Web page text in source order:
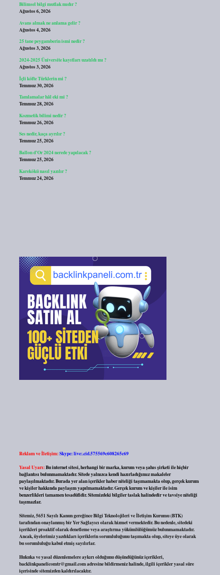
Bilimsel bilgi mutlak mıdır ?
Ağustos 6, 2026
Avans almak ne anlama gelir ?
Ağustos 4, 2026
25 tane peygamberin ismi nedir ?
Ağustos 3, 2026
2024-2025 Üniversite kayıtları uzatıldı mı ?
Ağustos 3, 2026
İçli köfte Türklerin mi ?
Temmuz 30, 2026
Tamlamalar hâl eki mi ?
Temmuz 28, 2026
Kozmetik bilimi nedir ?
Temmuz 26, 2026
Ses nedir, kaça ayrılır ?
Temmuz 25, 2026
Ballon d’Or 2024 nerede yapılacak ?
Temmuz 25, 2026
Karekökü nasıl yazılır ?
Temmuz 24, 2026
Reklam ve İletişim:Skype: live:.cid.575569c608265c69
Yasal Uyarı:Bu internet sitesi, herhangi bir marka, kurum veya şahıs şirketi ile hiçbir
bağlantısı bulunmamaktadır. Sitede yalnızca kendi hazırladığımız makaleler
paylaşılmaktadır. Burada yer alan içerikler haber niteliği taşımamakta olup, gerçek kurum
ve kişiler hakkında paylaşım yapılmamaktadır. Gerçek kurum ve kişiler ile isim
benzerlikleri tamamen tesadüfidir. Sitemizdeki bilgiler taslak halindedir ve tavsiye niteliği
taşımazlar.
Sitemiz, 5651 Sayılı Kanun gereğince Bilgi Teknolojileri ve İletişim Kurumu (BTK)
tarafından onaylanmış bir Yer Sağlayıcı olarak hizmet vermektedir. Bu nedenle, sitedeki
içerikleri proaktif olarak denetleme veya araştırma yükümlülüğümüz bulunmamaktadır.
Ancak, üyelerimiz yazdıkları içeriklerin sorumluluğunu taşımakta olup, siteye üye olarak
bu sorumluluğu kabul etmiş sayılırlar.
Hukuka ve yasal düzenlemelere aykırı olduğunu düşündüğünüz içerikleri,
backlinkpanelicomtr@gmail.comadresine bildirmeniz halinde, ilgili içerikler yasal süre
içerisinde sitemizden kaldırılacaktır.